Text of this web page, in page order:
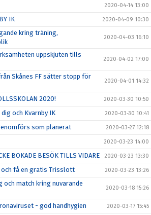
2020-04-14 13:00
IK 2020-04-09 10:30
kring träning,
2020-04-03 16:10
uppskjuten tills
2020-04-02 17:00
Skånes FF sätter stopp för
2020-04-01 14:32
2020! 2020-03-30 10:50
dig och Kvarnby IK 2020-03-30 10:41
som planerat 2020-03-27 12:18
2020-03-23 14:00
BOKADE BESÖK TILLS VIDARE 2020-03-23 13:30
och få en gratis Trisslott 2020-03-23 13:26
match kring nuvarande
2020-03-18 15:26
- god handhygien 2020-03-17 15:45